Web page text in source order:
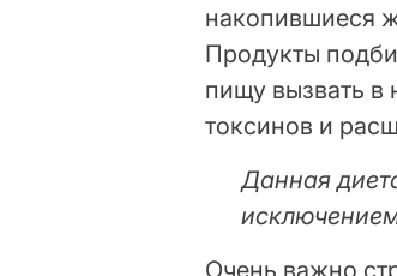
накопившиеся
Продукты
пищу вызвать в
токсинов и
Данная